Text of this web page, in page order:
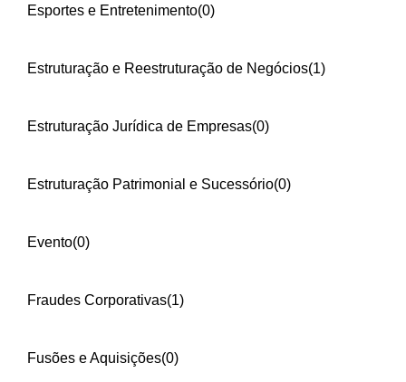
Esportes e Entretenimento(0)
Estruturação e Reestruturação de Negócios(1)
Estruturação Jurídica de Empresas(0)
Estruturação Patrimonial e Sucessório(0)
Evento(0)
Fraudes Corporativas(1)
Fusões e Aquisições(0)